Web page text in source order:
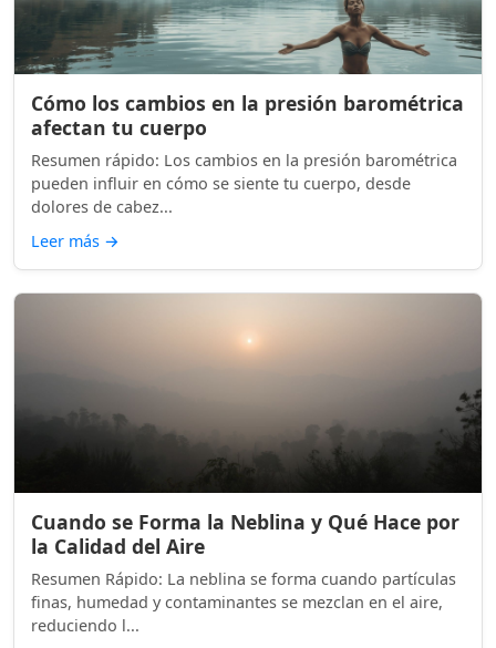
Cómo los cambios en la presión barométrica
afectan tu cuerpo
Resumen rápido: Los cambios en la presión barométrica
pueden influir en cómo se siente tu cuerpo, desde
dolores de cabez...
Leer más →
Cuando se Forma la Neblina y Qué Hace por
la Calidad del Aire
Resumen Rápido: La neblina se forma cuando partículas
finas, humedad y contaminantes se mezclan en el aire,
reduciendo l...